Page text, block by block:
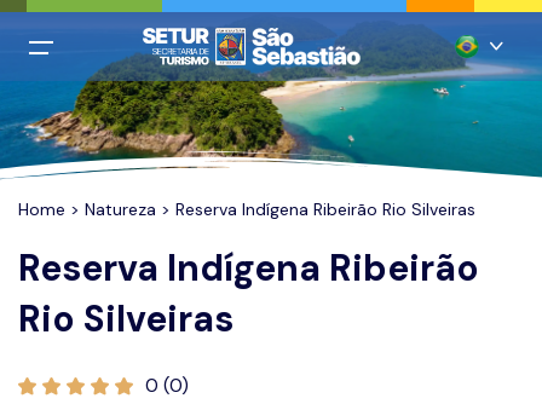
All filters
Português
Inglês
Espanhol
Italiano
Menu Principal
Login
Home
Praias
Restaurantes
Home > Natureza > Reserva Indígena Ribeirão Rio Silveiras
Reserva Indígena Ribeirão
Rio Silveiras
0 (0)